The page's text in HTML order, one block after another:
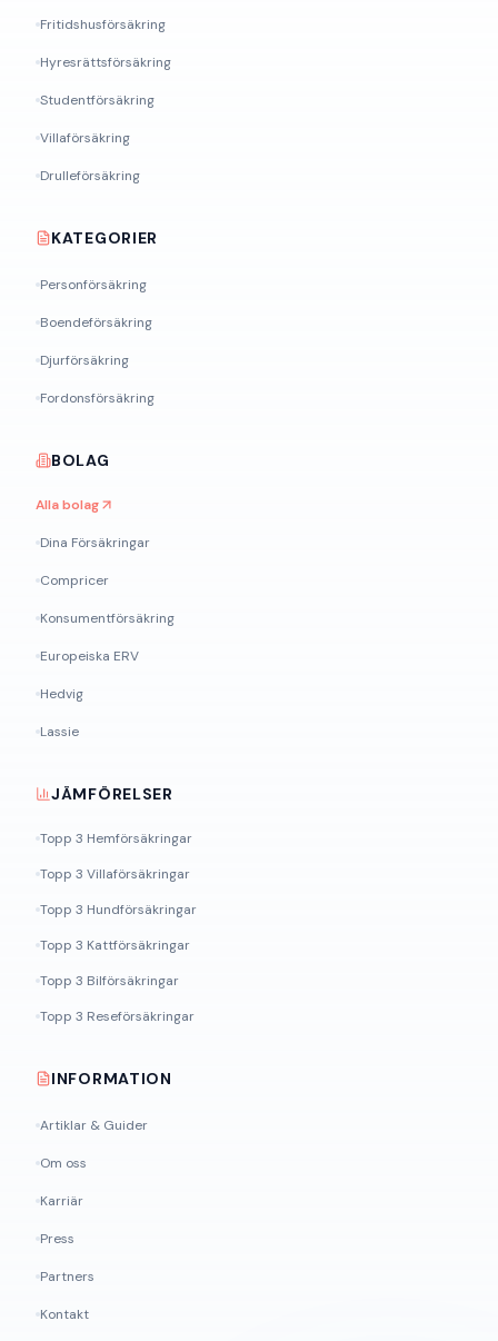
Fritidshusförsäkring
Hyresrättsförsäkring
Studentförsäkring
Villaförsäkring
Drulleförsäkring
KATEGORIER
Personförsäkring
Boendeförsäkring
Djurförsäkring
Fordonsförsäkring
BOLAG
Alla bolag
Dina Försäkringar
Compricer
Konsumentförsäkring
Europeiska ERV
Hedvig
Lassie
JÄMFÖRELSER
Topp 3 Hemförsäkringar
Topp 3 Villaförsäkringar
Topp 3 Hundförsäkringar
Topp 3 Kattförsäkringar
Topp 3 Bilförsäkringar
Topp 3 Reseförsäkringar
INFORMATION
Artiklar & Guider
Om oss
Karriär
Press
Partners
Kontakt